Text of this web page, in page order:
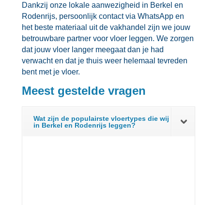
Dankzij onze lokale aanwezigheid in Berkel en
Rodenrijs, persoonlijk contact via WhatsApp en
het beste materiaal uit de vakhandel zijn we jouw
betrouwbare partner voor vloer leggen.​ We zorgen
dat jouw vloer langer meegaat dan je had
verwacht en dat je thuis weer helemaal tevreden
bent met je vloer.​
Meest gestelde vragen
Wat zijn de populairste vloertypes die wij
in Berkel en Rodenrijs leggen?